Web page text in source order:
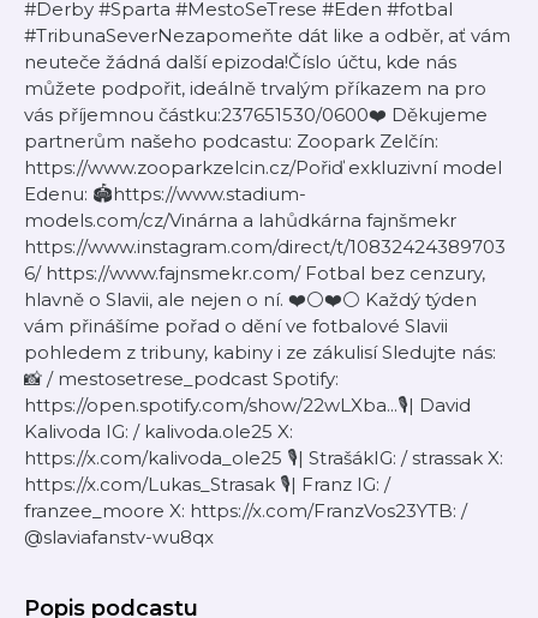
#Derby #Sparta #MestoSeTrese #Eden #fotbal
#TribunaSeverNezapomeňte dát like a odběr, ať vám
neuteče žádná další epizoda!Číslo účtu, kde nás
můžete podpořit, ideálně trvalým příkazem na pro
vás příjemnou částku:237651530/0600❤️ Děkujeme
partnerům našeho podcastu: Zoopark Zelčín:
https://www.zooparkzelcin.cz/Pořiď exkluzivní model
Edenu: 🏟️https://www.stadium-
models.com/cz/Vinárna a lahůdkárna fajnšmekr
https://www.instagram.com/direct/t/10832424389703
6/ https://www.fajnsmekr.com/ Fotbal bez cenzury,
hlavně o Slavii, ale nejen o ní. ❤️⚪❤️⚪ Každý týden
vám přinášíme pořad o dění ve fotbalové Slavii
pohledem z tribuny, kabiny i ze zákulisí Sledujte nás:
📸 / mestosetrese_podcast Spotify:
https://open.spotify.com/show/22wLXba...🎙️| David
Kalivoda IG: / kalivoda.ole25 X:
https://x.com/kalivoda_ole25 🎙️| StrašákIG: / strassak X:
https://x.com/Lukas_Strasak 🎙️| Franz IG: /
franzee_moore X: https://x.com/FranzVos23YTB: /
@slaviafanstv-wu8qx
Popis podcastu